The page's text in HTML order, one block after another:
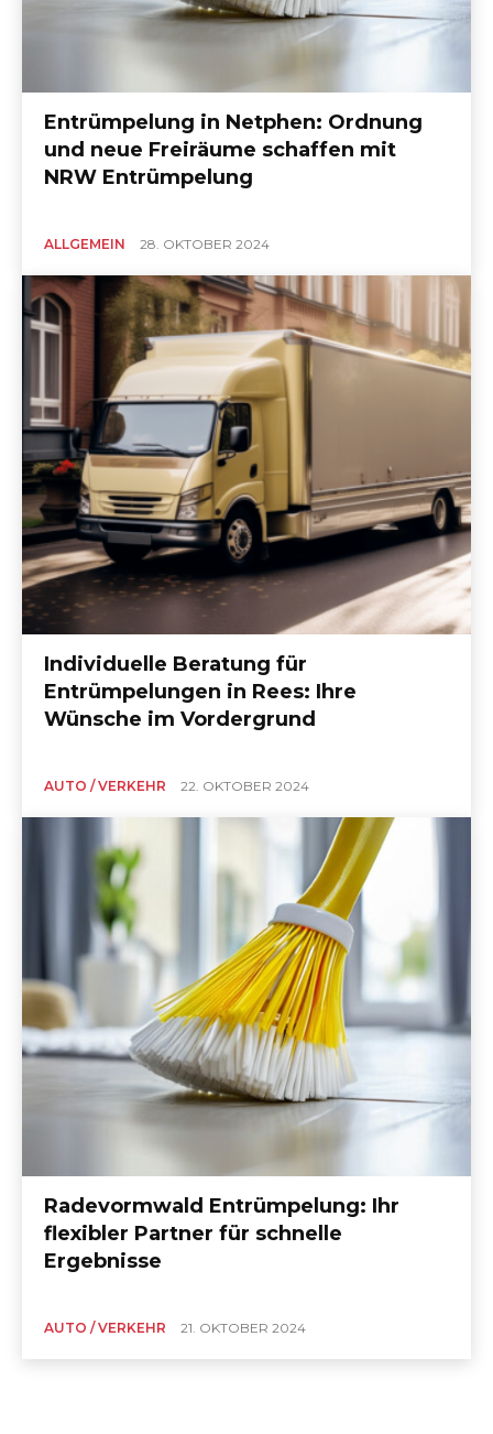
Entrümpelung in Netphen: Ordnung
und neue Freiräume schaffen mit
NRW Entrümpelung
ALLGEMEIN 28. OKTOBER 2024
Individuelle Beratung für
Entrümpelungen in Rees: Ihre
Wünsche im Vordergrund
AUTO / VERKEHR 22. OKTOBER 2024
Radevormwald Entrümpelung: Ihr
flexibler Partner für schnelle
Ergebnisse
AUTO / VERKEHR 21. OKTOBER 2024